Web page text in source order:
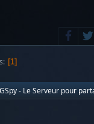
1
- Le Serveur pour